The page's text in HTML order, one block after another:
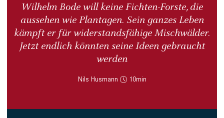
Wilhelm Bode will keine Fichten-Forste, die
aussehen wie Plantagen. Sein ganzes Leben
kämpft er für widerstandsfähige Mischwälder.
Jetzt endlich könnten seine Ideen gebraucht
werden
Nils Husmann 10